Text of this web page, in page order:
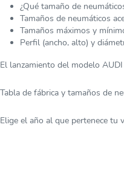
¿Qué tamaño de
Tamaños de neumáticos
Tamaños máximos y
Perfil (ancho, alto) y
El lanzamiento del modelo
Tabla de fábrica y tamaños de
Elige el año al que pertenece tu